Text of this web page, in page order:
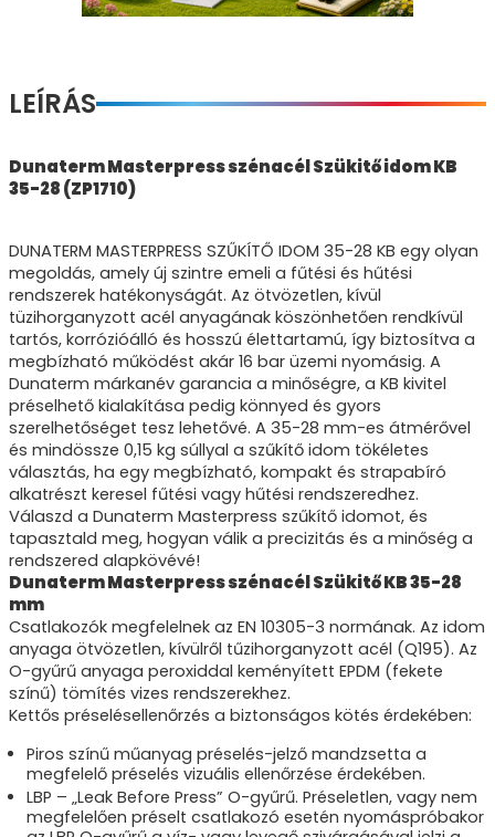
LEÍRÁS
Dunaterm Masterpress szénacél Szükitő idom KB
35-28 (ZP1710)
DUNATERM MASTERPRESS SZŰKÍTŐ IDOM 35-28 KB egy olyan
megoldás, amely új szintre emeli a fűtési és hűtési
rendszerek hatékonyságát. Az ötvözetlen, kívül
tüzihorganyzott acél anyagának köszönhetően rendkívül
tartós, korrózióálló és hosszú élettartamú, így biztosítva a
megbízható működést akár 16 bar üzemi nyomásig. A
Dunaterm márkanév garancia a minőségre, a KB kivitel
préselhető kialakítása pedig könnyed és gyors
szerelhetőséget tesz lehetővé. A 35-28 mm-es átmérővel
és mindössze 0,15 kg súllyal a szűkítő idom tökéletes
választás, ha egy megbízható, kompakt és strapabíró
alkatrészt keresel fűtési vagy hűtési rendszeredhez.
Válaszd a Dunaterm Masterpress szűkítő idomot, és
tapasztald meg, hogyan válik a precizitás és a minőség a
rendszered alapkövévé!
Dunaterm Masterpress szénacél Szükitő KB 35-28
mm
Csatlakozók megfelelnek az EN 10305-3 normának. Az idom
anyaga ötvözetlen, kívülről tűzihorganyzott acél (Q195). Az
O-gyűrű anyaga peroxiddal keményített EPDM (fekete
színű) tömítés vizes rendszerekhez.
Kettős préselésellenőrzés a biztonságos kötés érdekében:
Piros színű műanyag préselés-jelző mandzsetta a
megfelelő préselés vizuális ellenőrzése érdekében.
LBP – „Leak Before Press” O-gyűrű. Préseletlen, vagy nem
megfelelően préselt csatlakozó esetén nyomáspróbakor